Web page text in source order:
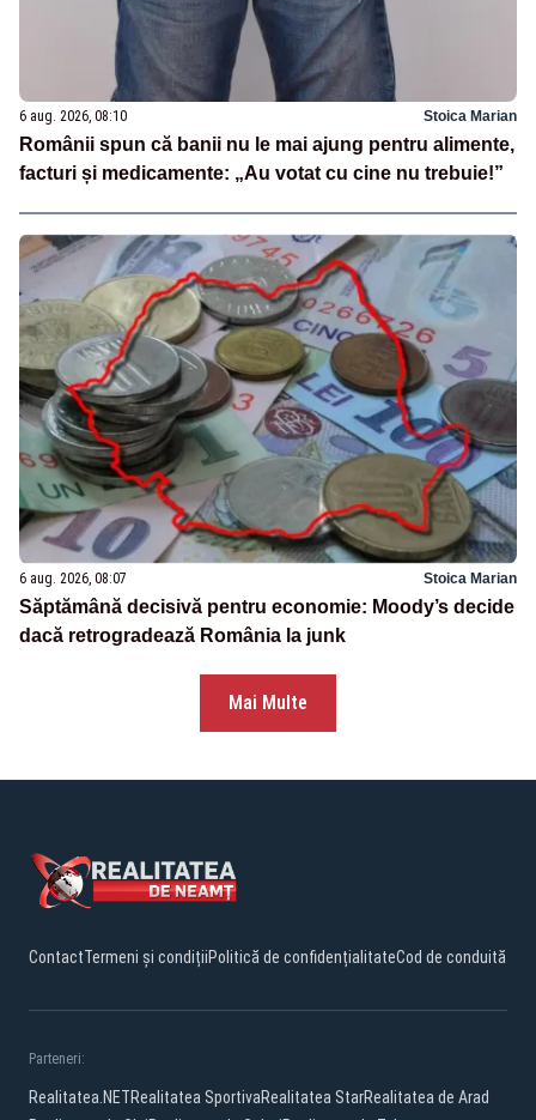
6 aug. 2026, 08:10 Stoica Marian
Românii spun că banii nu le mai ajung pentru alimente,
facturi și medicamente: „Au votat cu cine nu trebuie!”
6 aug. 2026, 08:07 Stoica Marian
Săptămână decisivă pentru economie: Moody’s decide
dacă retrogradează România la junk
Mai Multe
ContactTermeni și condițiiPolitică de confidențialitateCod de conduită
Parteneri:
Realitatea.NETRealitatea SportivaRealitatea StarRealitatea de Arad